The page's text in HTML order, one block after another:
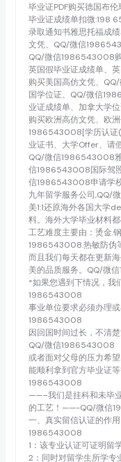
毕业证PDF购买德国布
毕业证成绩单扣微:198
录取通知书雅思托福成
文凭、QQ/微信
QQ/微信1986543008
英国假毕业证成绩单、英
购买美国高仿文凭、
国学位证、QQ/微信
业证成绩单、加拿大学位
购买欧洲高仿文凭、欧
1986543008[学历认证(
业证书、大学Offer、请
QQ/微信1986543008
信1986543008国际驾
信1986543008申请学
九年留学服务公司,QQ/
美1:1还原海外各国大学
料。海外大学毕业材料
工艺难度主要由：烫金.
1986543008.热敏防伪
而且我们每天都在更新
美的品质服务。QQ/微
*如果您遇到下情况，我
1986543008
事业单位要求必须办理
1986543008
因回国时间过长，不清
QQ/微信1986543008
或者面对父母的压力希
能顺利拿到官方毕业证
1986543008
——–我们是挂科和未毕
的工艺！——-QQ/微信
一、真实留信认证的作
1986543008
1：该专业认证可证明
2：同时对留学生所学